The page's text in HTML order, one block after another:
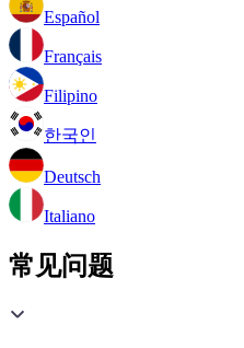
Español
Français
Filipino
한국인
Deutsch
Italiano
常见问题